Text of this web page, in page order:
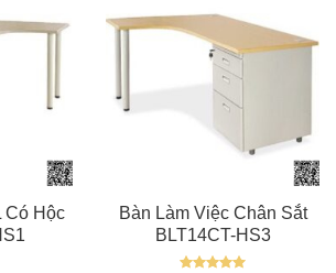
Có Hộc
Bàn Làm Việc Chân Sắt
BLT14CT-HS3